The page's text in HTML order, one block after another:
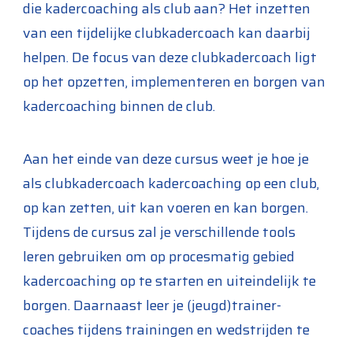
die kadercoaching als club aan? Het inzetten
van een tijdelijke clubkadercoach kan daarbij
helpen. De focus van deze clubkadercoach ligt
op het opzetten, implementeren en borgen van
kadercoaching binnen de club.
Aan het einde van deze cursus weet je hoe je
als clubkadercoach kadercoaching op een club,
op kan zetten, uit kan voeren en kan borgen.
Tijdens de cursus zal je verschillende tools
leren gebruiken om op procesmatig gebied
kadercoaching op te starten en uiteindelijk te
borgen. Daarnaast leer je (jeugd)trainer-
coaches tijdens trainingen en wedstrijden te